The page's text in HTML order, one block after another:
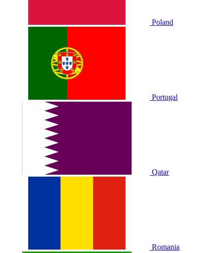
Poland
Portugal
Qatar
Romania